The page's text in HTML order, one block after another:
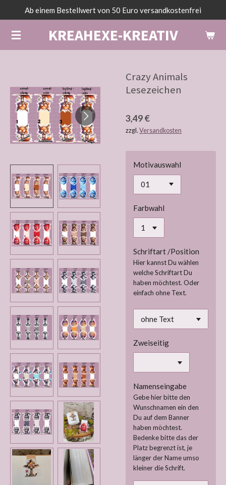
Hauptinhalt
springen
KREAHEXE-KREATIV
Ab einem Bestellwert von 50 Euro versandkostenfrei
Crazy Animals
Lesezeichen
3,49 €
zzgl. Versandkosten
Motivauswahl
Farbwahl
Schriftart /Position
Hier kannst Du wählen
welche Schriftart Du
haben möchtest. Oder
einfach ohne Text.
Zweiseitig
Namenseingabe
Gebe hier bitte den
Wunschnamen ein den
Du auf dem Banner
haben möchtest.
Bedenke bitte das der
Platz begrenzt ist, je
länger der Name umso
kleiner die Schrift.